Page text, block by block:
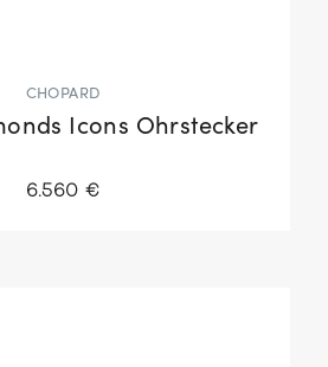
CHOPARD
Icons Ohrstecker
6.560 €